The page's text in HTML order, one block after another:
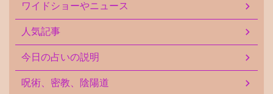
ワイドショーやニュース
人気記事
今日の占いの説明
呪術、密教、陰陽道